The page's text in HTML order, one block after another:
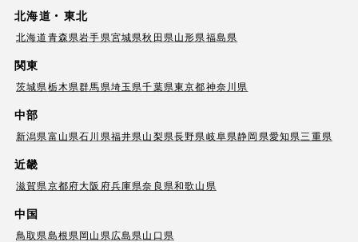
北海道・東北
北海道青森県岩手県宮城県秋田県山形県福島県
関東
茨城県栃木県群馬県埼玉県千葉県東京都神奈川県
中部
新潟県富山県石川県福井県山梨県長野県岐阜県静岡県愛知県三重県
近畿
滋賀県京都府大阪府兵庫県奈良県和歌山県
中国
鳥取県島根県岡山県広島県山口県